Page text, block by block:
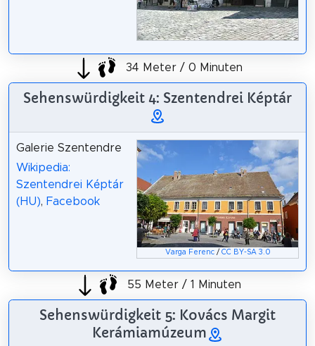
34 Meter / 0 Minuten
Sehenswürdigkeit 4: Szentendrei Képtár
Varga Ferenc/ CC BY-SA 3.0
Galerie Szentendre
Wikipedia:
Szentendrei Képtár
(HU), Facebook
55 Meter / 1 Minuten
Sehenswürdigkeit 5: Kovács Margit
Kerámiamúzeum